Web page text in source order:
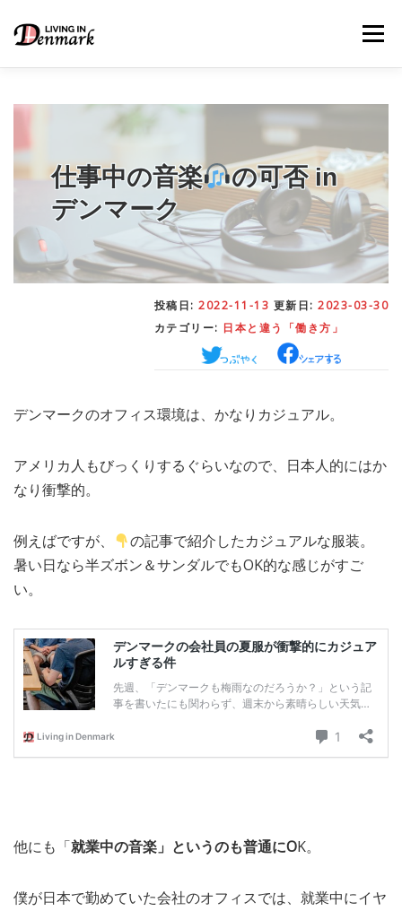
メニュー
FOOD– ごはん事情
STUDY– 留学関連情報
WORK– デンマークの働き方
– 日本人の考察
MEDIA– メディア掲載 TRAVEL– 旅行
EVERYDAY
ABOUT US - サイトについて
仕事中の音楽
の可否 in
デンマーク
投稿日: 2022-11-13 更新日: 2023-03-30
カテゴリー: 日本と違う「働き方」
デンマークのオフィス環境は、かなりカジュアル。
アメリカ人もびっくりするぐらいなので、日本人的にはか
なり衝撃的。
例えばですが、
の記事で紹介したカジュアルな服装。
暑い日なら半ズボン＆サンダルでもOK的な感じがすご
い。
他にも「就業中の音楽」というのも普通にOK。
僕が日本で勤めていた会社のオフィスでは、就業中にイヤ